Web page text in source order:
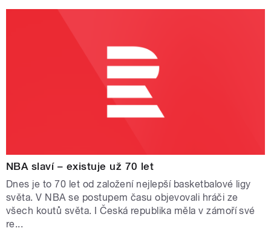
NBA slaví – existuje už 70 let
Dnes je to 70 let od založení nejlepší basketbalové ligy
světa. V NBA se postupem času objevovali hráči ze
všech koutů světa. I Česká republika měla v zámoří své
re...